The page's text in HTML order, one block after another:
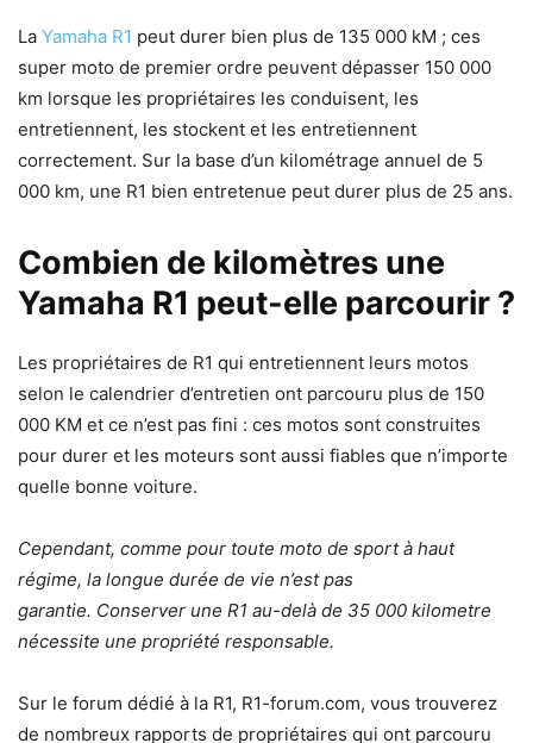
La Yamaha R1 peut durer bien plus de 135 000 kM ; ces
super moto de premier ordre peuvent dépasser 150 000
km lorsque les propriétaires les conduisent, les
entretiennent, les stockent et les entretiennent
correctement. Sur la base d’un kilométrage annuel de 5
000 km, une R1 bien entretenue peut durer plus de 25 ans.
Combien de kilomètres une
Yamaha R1 peut-elle parcourir ?
Les propriétaires de R1 qui entretiennent leurs motos
selon le calendrier d’entretien ont parcouru plus de 150
000 KM et ce n’est pas fini : ces motos sont construites
pour durer et les moteurs sont aussi fiables que n’importe
quelle bonne voiture.
Cependant, comme pour toute moto de sport à haut
régime, la longue durée de vie n’est pas
garantie. Conserver une R1 au-delà de 35 000 kilometre
nécessite une propriété responsable.
Sur le forum dédié à la R1, R1-forum.com, vous trouverez
de nombreux rapports de propriétaires qui ont parcouru